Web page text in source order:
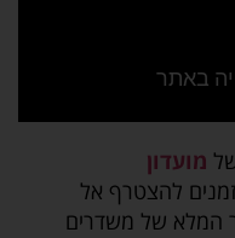
מועדון
ערוץ 7. מוזמנים להצטרף אל
המלא של משדרים